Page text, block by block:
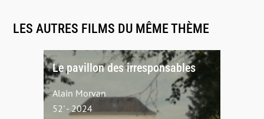
LES AUTRES FILMS DU MÊME THÈME
Le pavillon des irresponsables
Alain Morvan
52' - 2024